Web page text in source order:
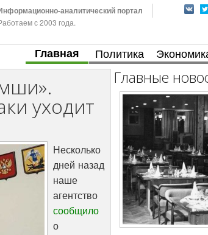
аналитический портал
с 2003 года.
Главная Политика
уходит
Несколько
дней назад
наше
агентство
сообщило
о
Главные